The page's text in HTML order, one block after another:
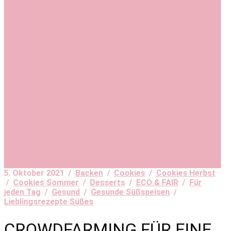
5. Oktober 2021 / Backen / Cookies / Cookies Herbst
/ Cookies Sommer / Desserts / ECO & FAIR / Für
jeden Tag / Gesund / Gesunde Süßspeisen /
Lieblingsrezepte Süßes